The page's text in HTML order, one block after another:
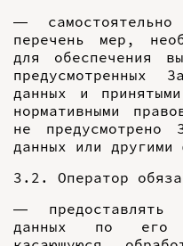
—
перечень мер,
для обеспечения
предусмотренных
данных и
нормативными
не предусмотрено
данных или другими
3.2. Оператор
— предоставлять
данных по его